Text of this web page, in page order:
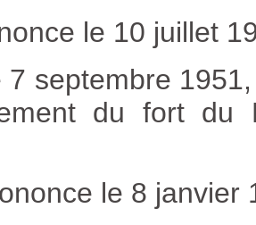
le 10 juillet
7 septembre
du fort du
le 8 janvier